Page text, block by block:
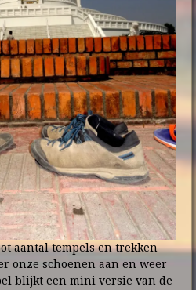
aantal tempels en trekken
onze schoenen aan en weer
blijkt een mini versie van de